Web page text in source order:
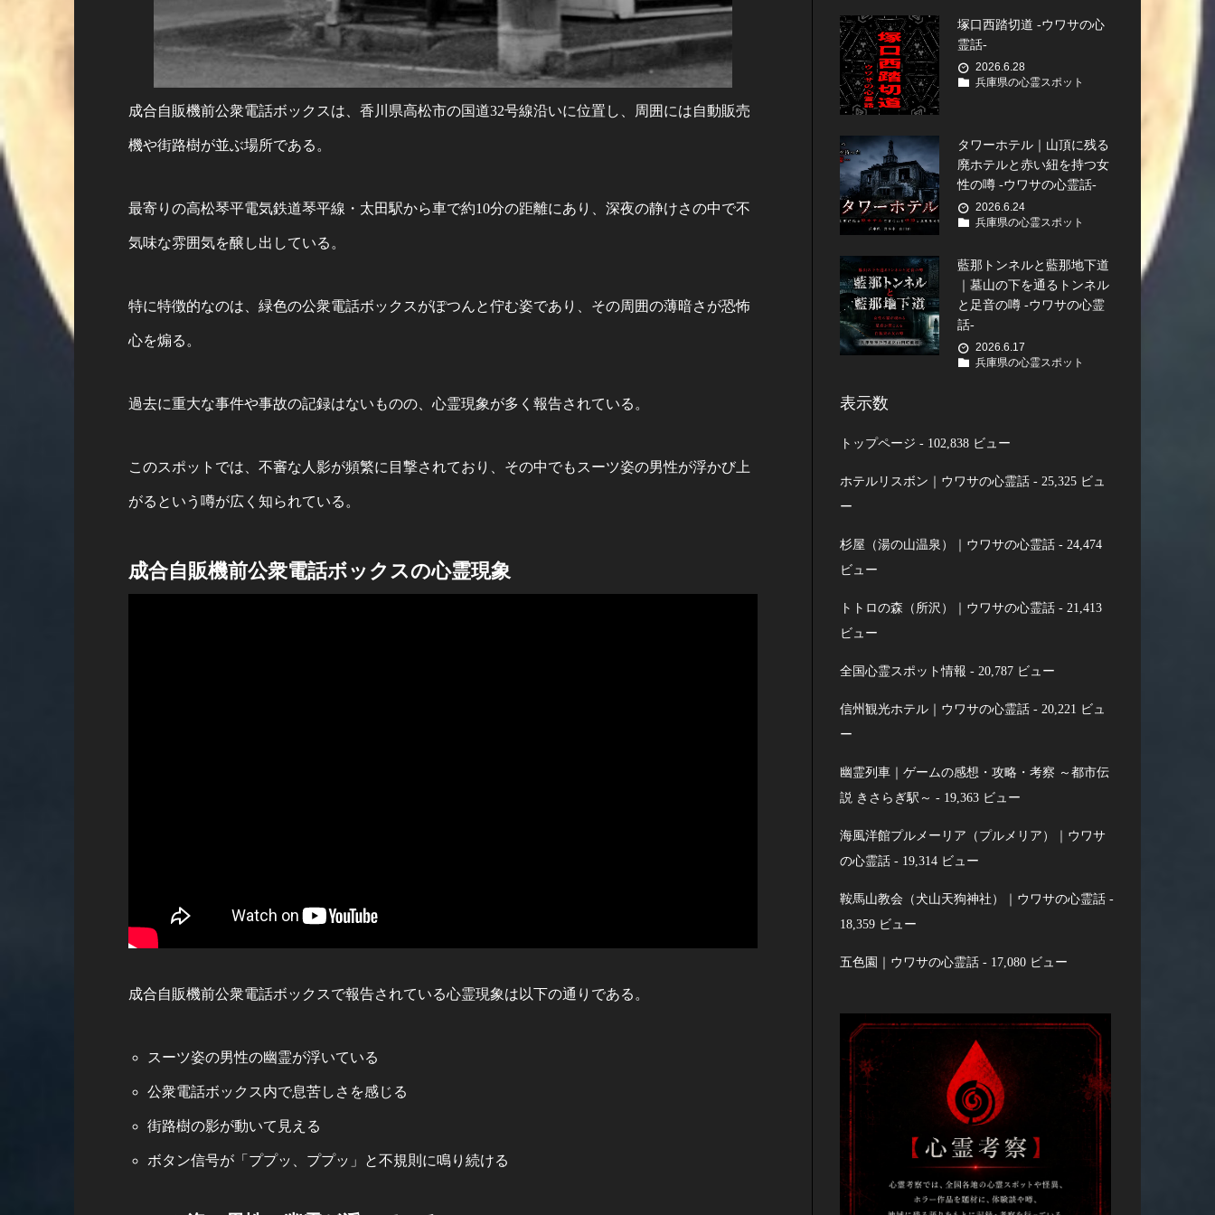
成合自販機前公衆電話ボックスは、香川県高松市の国道32号線沿いに位置し、周囲には自動販売
機や街路樹が並ぶ場所である。
最寄りの高松琴平電気鉄道琴平線・太田駅から車で約10分の距離にあり、深夜の静けさの中で不
気味な雰囲気を醸し出している。
特に特徴的なのは、緑色の公衆電話ボックスがぽつんと佇む姿であり、その周囲の薄暗さが恐怖
心を煽る。
過去に重大な事件や事故の記録はないものの、心霊現象が多く報告されている。
このスポットでは、不審な人影が頻繁に目撃されており、その中でもスーツ姿の男性が浮かび上
がるという噂が広く知られている。
成合自販機前公衆電話ボックスの心霊現象
成合自販機前公衆電話ボックスで報告されている心霊現象は以下の通りである。
スーツ姿の男性の幽霊が浮いている
公衆電話ボックス内で息苦しさを感じる
街路樹の影が動いて見える
ボタン信号が「ププッ、ププッ」と不規則に鳴り続ける
塚口西踏切道 -ウワサの心
霊話-
2026.6.28
兵庫県の心霊スポット
タワーホテル｜山頂に残る
廃ホテルと赤い紐を持つ女
性の噂 -ウワサの心霊話-
2026.6.24
兵庫県の心霊スポット
藍那トンネルと藍那地下道
｜墓山の下を通るトンネル
と足音の噂 -ウワサの心霊
話-
2026.6.17
兵庫県の心霊スポット
表示数
トップページ - 102,838 ビュー
ホテルリスボン｜ウワサの心霊話 - 25,325 ビュ
ー
杉屋（湯の山温泉）｜ウワサの心霊話 - 24,474
ビュー
トトロの森（所沢）｜ウワサの心霊話 - 21,413
ビュー
全国心霊スポット情報 - 20,787 ビュー
信州観光ホテル｜ウワサの心霊話 - 20,221 ビュ
ー
幽霊列車｜ゲームの感想・攻略・考察 ～都市伝
説 きさらぎ駅～ - 19,363 ビュー
海風洋館プルメーリア（プルメリア）｜ウワサ
の心霊話 - 19,314 ビュー
鞍馬山教会（犬山天狗神社）｜ウワサの心霊話 -
18,359 ビュー
五色園｜ウワサの心霊話 - 17,080 ビュー